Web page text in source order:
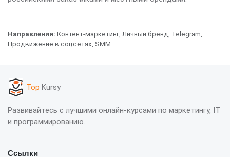
Направления: Контент-маркетинг, Личный бренд, Telegram,
Продвижение в соцсетях, SMM
Top Kursy
Развивайтесь с лучшими онлайн-курсами по маркетингу, IT
и программированию.
Ссылки